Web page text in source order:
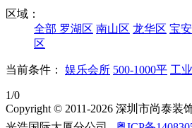
区域：
全部 罗湖区 南山区 龙华区 宝
区
当前条件： 娱乐会所 500-1000平 工
1/0
Copyright © 2011-2026 深圳市尚泰装